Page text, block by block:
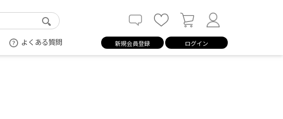
よくある質問 新規会員登録 ログイン